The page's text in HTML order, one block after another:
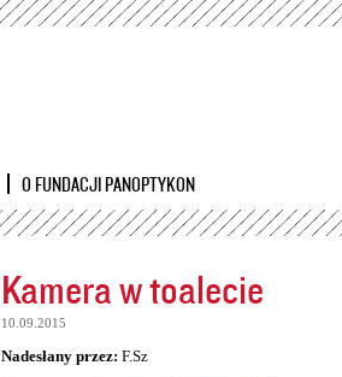
Przejdź
O FUNDACJI PANOPTYKON
Kamera w toalecie
10.09.2015
Nadesłany przez: F.Sz